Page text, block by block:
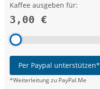
Kaffee ausgeben für:
3,00 €
Per Paypal unterstützen*
*Weiterleitung zu PayPal.Me